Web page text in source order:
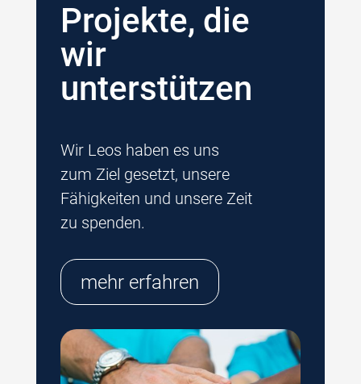
Projekte, die
wir
unterstützen
Wir Leos haben es uns
zum Ziel gesetzt, unsere
Fähigkeiten und unsere Zeit
zu spenden.
mehr erfahren